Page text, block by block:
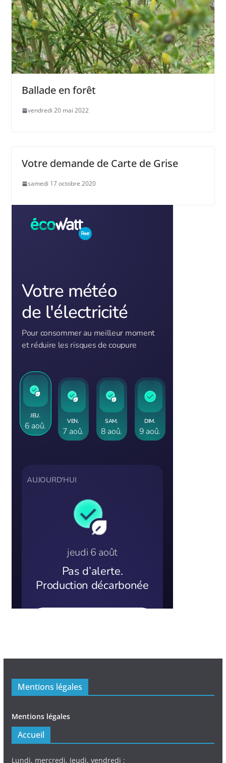
Ballade en forêt
vendredi 20 mai 2022
Votre demande de Carte de Grise
samedi 17 octobre 2020
Mentions légales
Mentions légales
Accueil
Lundi, mercredi, Jeudi, vendredi :